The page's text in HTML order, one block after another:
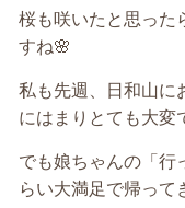
桜も咲いたと思った
すね🌸
私も先週、日和山に
にはまりとても大変
でも娘ちゃんの「行
らい大満足で帰って